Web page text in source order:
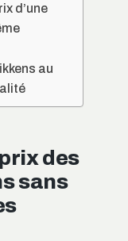
d’une
au
des
sans